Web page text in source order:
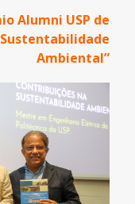
Alumni USP de
Ambiental”